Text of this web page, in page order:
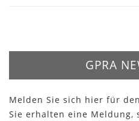
GPRA
Melden Sie sich hier für
Sie erhalten eine Meldung,